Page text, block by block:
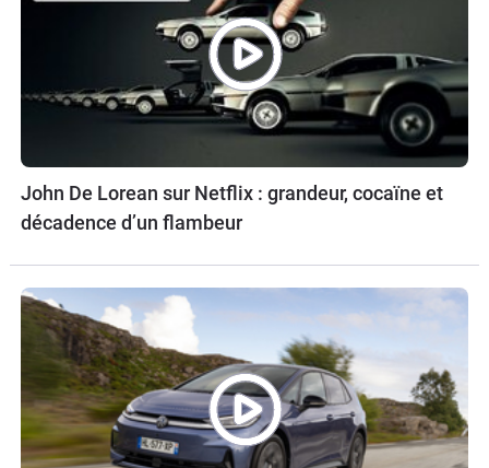
John De Lorean sur Netflix : grandeur, cocaïne et
décadence d’un flambeur